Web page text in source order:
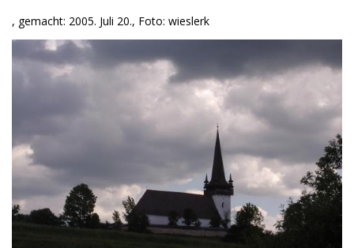
, gemacht: 2005. Juli 20., Foto: wieslerk